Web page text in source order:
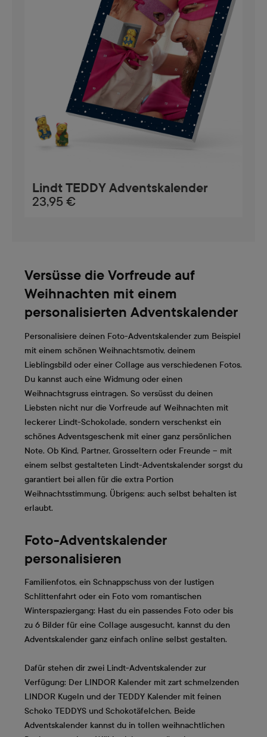
Lindt TEDDY Adventskalender
23,95 €
Versüsse die Vorfreude auf
Weihnachten mit einem
personalisierten Adventskalender
Personalisiere deinen Foto-Adventskalender zum Beispiel
mit einem schönen Weihnachtsmotiv, deinem
Lieblingsbild oder einer Collage aus verschiedenen Fotos.
Du kannst auch eine Widmung oder einen
Weihnachtsgruss eintragen. So versüsst du deinen
Liebsten nicht nur die Vorfreude auf Weihnachten mit
leckerer Lindt-Schokolade, sondern verschenkst ein
schönes Adventsgeschenk mit einer ganz persönlichen
Note. Ob Kind, Partner, Grosseltern oder Freunde – mit
einem selbst gestalteten Lindt-Adventskalender sorgst du
garantiert bei allen für die extra Portion
Weihnachtsstimmung. Übrigens: auch selbst behalten ist
erlaubt.
Foto-Adventskalender
personalisieren
Familienfotos, ein Schnappschuss von der lustigen
Schlittenfahrt oder ein Foto vom romantischen
Winterspaziergang: Hast du ein passendes Foto oder bis
zu 6 Bilder für eine Collage ausgesucht, kannst du den
Adventskalender ganz einfach online selbst gestalten.
Dafür stehen dir zwei Lindt-Adventskalender zur
Verfügung: Der LINDOR Kalender mit zart schmelzenden
LINDOR Kugeln und der TEDDY Kalender mit feinen
Schoko TEDDYS und Schokotäfelchen. Beide
Adventskalender kannst du in tollen weihnachtlichen